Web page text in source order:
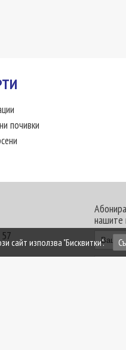
почивки
нашите
сайт използва "Бисквитки".